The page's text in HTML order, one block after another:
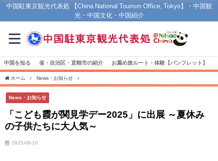
中国駐東京観光代表処 【China National Tourism Office, Tokyo】・中国観
光・中国文化・中国紹介
中国を知る 省・自治区・直轄市の紹介 お薦め旅ルート・体験【パンフレット】
ホーム News・お知らせ
News・お知らせ
「こども霞が関見学デー2025」に出展 ～夏休み
の子供たちに大人気～
2025-08-10